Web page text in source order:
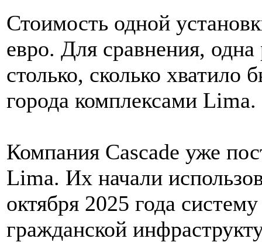
Стоимость одной
евро. Для сравнения,
столько, сколько хватило
города комплексами Lima.
Компания Cascade уже
Lima. Их начали
октября 2025 года
гражданской